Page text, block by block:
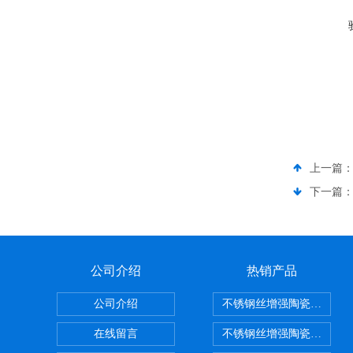
上一篇：
下一篇：
公司介绍
公司介绍
在线留言
热销产品
不锈钢丝增强陶瓷纤维布
不锈钢丝增强陶瓷纤维布应